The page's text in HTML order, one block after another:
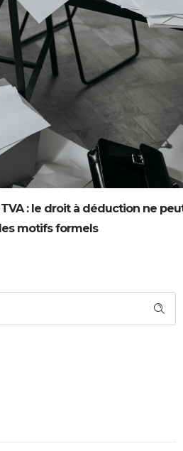
: le droit à déduction ne
motifs formels